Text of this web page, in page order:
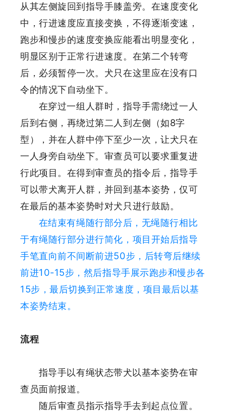
从其左侧旋回到指导手膝盖旁。在速度变化
中，行进速度应直接变换，不得逐渐变速，
跑步和慢步的速度变换应能看出明显变化，
明显区别于正常行进速度。在第二个转弯
后，必须暂停一次。犬只在这里应在没有口
令的情况下自动坐下。
在穿过一组人群时，指导手需绕过一人
后到右侧，再绕过第二人到左侧（如8字
型），并在人群中停下至少一次，让犬只在
一人身旁自动坐下。审查员可以要求重复进
行此项目。在得到审查员的指令后，指导手
可以带犬离开人群，并回到基本姿势，仅可
在最后的基本姿势时对犬只进行鼓励。
在结束有绳随行部分后，无绳随行相比
于有绳随行部分进行简化，项目开始后指导
手笔直向前不间断前进50步，后转弯后继续
前进10-15步，然后指导手展示跑步和慢步各
15步，最后切换到正常速度，项目最后以基
本姿势结束。
流程
指导手以有绳状态带犬以基本姿势在审
查员面前报道。
随后审查员指示指导手去到起点位置。